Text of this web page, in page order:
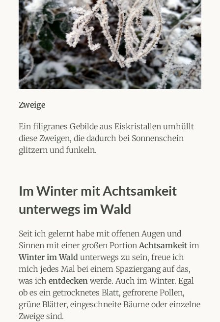
Zweige
Ein filigranes Gebilde aus Eiskristallen umhüllt
diese Zweigen, die dadurch bei Sonnenschein
glitzern und funkeln.
Im Winter mit Achtsamkeit
unterwegs im Wald
Seit ich gelernt habe mit offenen Augen und
Sinnen mit einer großen PortionAchtsamkeitim
Winter im Wald unterwegs zu sein, freue ich
mich jedes Mal bei einem Spaziergang auf das,
was ichentdeckenwerde. Auch im Winter. Egal
ob es ein getrocknetes Blatt, gefrorene Pollen,
grüne Blätter, eingeschneite Bäume oder einzelne
Zweige sind.